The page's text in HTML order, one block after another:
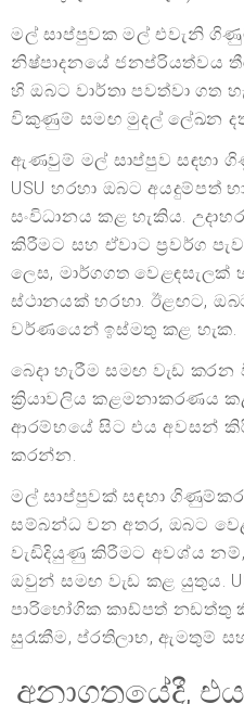
මල් සාප්පුවක මල් එවැනි
නිෂ්පාදනයේ ජනප්රියත්වය
හි ඔබට වාර්තා පවත්වා ගත
විකුණුම් සමඟ මුදල් ලේඛන
ඇණවුම් මල් සාප්පුව සඳහා
USU හරහා ඔබට අයදුම්පත්
සංවිධානය කළ හැකිය.
කිරීමට සහ ඒවාට ප්‍රවර්ග
ලෙස, මාර්ගගත
ස්ථානයක් හරහා. ඊළඟට,
වර්ණයෙන් ඉස්මතු කළ හැක.
බෙදා හැරීම සමඟ වැඩ
ක්‍රියාවලිය කළමනාකරණය
ආරම්භයේ සිට එය අවසන්
කරන්න.
මල් සාප්පුවක් සඳහා
සම්බන්ධ වන අතර, ඔබට
වැඩිදියුණු කිරීමට අවශ්ය
ඔවුන් සමඟ වැඩ කළ යුතුය.
පාරිභෝගික කාඩ්පත් නඩත්තු
සුරැකීම, ප්රතිලාභ, ඇමතුම්
අනාගතයේදී,